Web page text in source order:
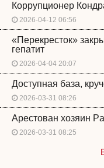
Коррупционер
2026-04-12 06:56
«Перекресток»
гепатит
2026-04-04 20:07
Доступная база,
2026-03-31 08:26
Арестован хозяин
2026-03-31 08:25